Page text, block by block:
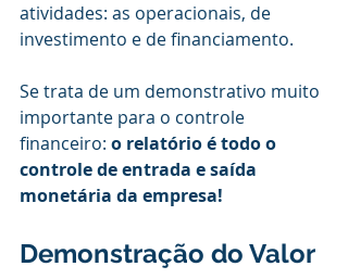
atividades: as operacionais, de
investimento e de financiamento.
Se trata de um demonstrativo muito
importante para o controle
financeiro: o relatório é todo o
controle de entrada e saída
monetária da empresa!
Demonstração do Valor